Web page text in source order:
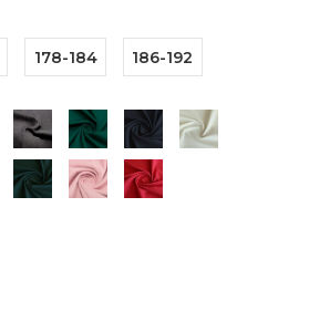
178-184 186-192